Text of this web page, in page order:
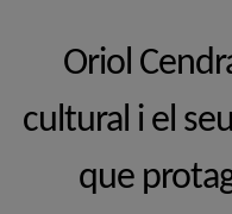
Oriol
cultural i el
que